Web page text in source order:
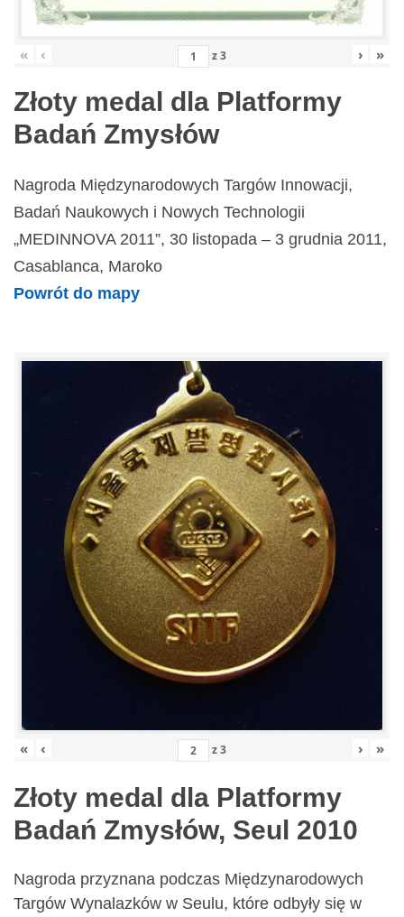
« ‹ z3 › »
Złoty medal dla Platformy
Badań Zmysłów
Nagroda Międzynarodowych Targów Innowacji,
Badań Naukowych i Nowych Technologii
„MEDINNOVA 2011”, 30 listopada – 3 grudnia 2011,
Casablanca, Maroko
Powrót do mapy
« ‹ z3 › »
Złoty medal dla Platformy
Badań Zmysłów, Seul 2010
Nagroda przyznana podczas Międzynarodowych
Targów Wynalazków w Seulu, które odbyły się w